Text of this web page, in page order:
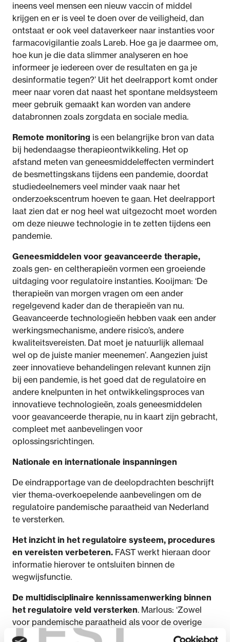
ineens veel mensen een nieuw vaccin of middel
krijgen en er is veel te doen over de veiligheid, dan
ontstaat er ook veel dataverkeer naar instanties voor
farmacovigilantie zoals Lareb. Hoe ga je daarmee om,
hoe kun je die data slimmer analyseren en hoe
informeer je iedereen over de resultaten en ga je
desinformatie tegen?’ Uit het deelrapport komt onder
meer naar voren dat naast het spontane meldsysteem
meer gebruik gemaakt kan worden van andere
databronnen zoals zorgdata en sociale media.
Remote monitoring is een belangrijke bron van data
bij hedendaagse therapieontwikkeling. Het op
afstand meten van geneesmiddeleffecten vermindert
de besmettingskans tijdens een pandemie, doordat
studiedeelnemers veel minder vaak naar het
onderzoekscentrum hoeven te gaan. Het deelrapport
laat zien dat er nog heel wat uitgezocht moet worden
om deze nieuwe technologie in te zetten tijdens een
pandemie.
Geneesmiddelen voor geavanceerde therapie,
zoals gen- en celtherapieën vormen een groeiende
uitdaging voor regulatoire instanties. Kooijman: ‘De
therapieën van morgen vragen om een ander
regelgevend kader dan de therapieën van nu.
Geavanceerde technologieën hebben vaak een ander
werkingsmechanisme, andere risico’s, andere
kwaliteitsvereisten. Dat moet je natuurlijk allemaal
wel op de juiste manier meenemen’. Aangezien juist
zeer innovatieve behandelingen relevant kunnen zijn
bij een pandemie, is het goed dat de regulatoire en
andere knelpunten in het ontwikkelingsproces van
innovatieve technologieën, zoals geneesmiddelen
voor geavanceerde therapie, nu in kaart zijn gebracht,
compleet met aanbevelingen voor
oplossingsrichtingen.
Nationale en internationale inspanningen
De eindrapportage van de deelopdrachten beschrijft
vier thema-overkoepelende aanbevelingen om de
regulatoire pandemische paraatheid van Nederland
te versterken.
Het inzicht in het regulatoire systeem, procedures
en vereisten verbeteren. FAST werkt hieraan door
informatie hierover te ontsluiten binnen de
wegwijsfunctie.
De multidisciplinaire kennissamenwerking binnen
het regulatoire veld versterken. Marlous: ‘Zowel
voor pandemische paraatheid als voor de overige
doelstellingen van FAST is het van belang dat het